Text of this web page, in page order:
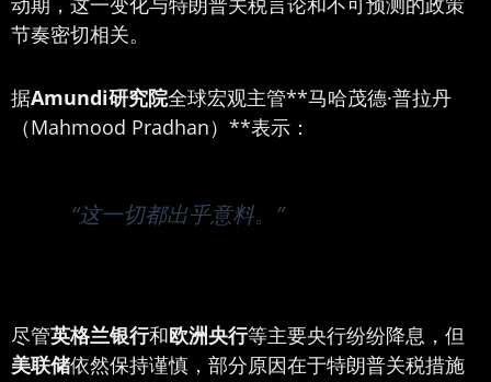
节奏密切相关。
据Amundi研究院全球宏观主管**马哈茂德·普拉丹
（Mahmood Pradhan）**表示：
“这一切都出乎意料。”
尽管英格兰银行和欧洲央行等主要央行纷纷降息，但
美联储依然保持谨慎，部分原因在于特朗普关税措施